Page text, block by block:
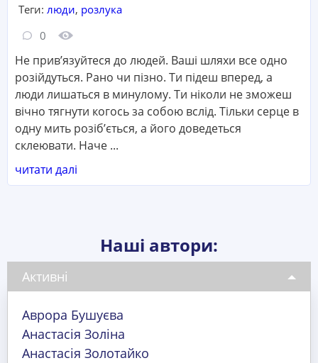
Теги: люди, розлука
Кількість коментарів:
0 Кількість переглядів:
Не прив’язуйтеся до людей. Ваші шляхи все одно
розійдуться. Рано чи пізно. Ти підеш вперед, а
люди лишаться в минулому. Ти ніколи не зможеш
вічно тягнути когось за собою вслід. Тільки серце в
одну мить розіб’ється, а його доведеться
склеювати. Наче ...
читати далі
Наші автори:
Активні
Аврора Бушуєва
Анастасія Золіна
Анастасія Золотайко